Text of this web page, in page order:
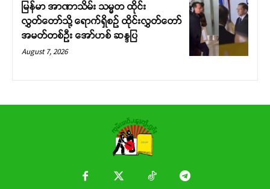
မြန်မာ အာဏာသိမ်း သမ္မတ ထိုင်း
လွှတ်တော်သို့ ရောက်ရှိစဉ် ထိုင်းလွှတ်တော်
အမတ်တစ်ဦး အော်ဟစ် ဆန္ဒပြ
August 7, 2026